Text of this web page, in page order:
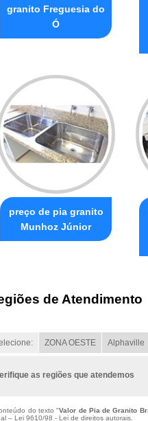
granito Freguesia do
Ó
preço de pia granito
Munhoz Júnior
de Atendimento
ZONA OESTE Alphaville
as regiões que atendemos
do texto "Valor de Pia de Granito
– Lei 9610/98 - Lei de direitos autorais